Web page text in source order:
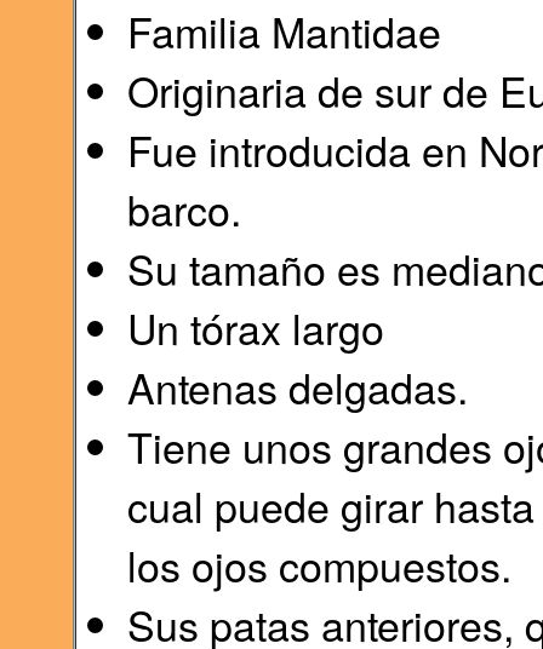
Familia Mantidae
Originaria de sur de
Fue introducida en
barco.
Su tamaño es
Un tórax largo
Antenas delgadas.
Tiene unos grandes
cual puede girar
los ojos compuestos.
Sus patas anteriores,